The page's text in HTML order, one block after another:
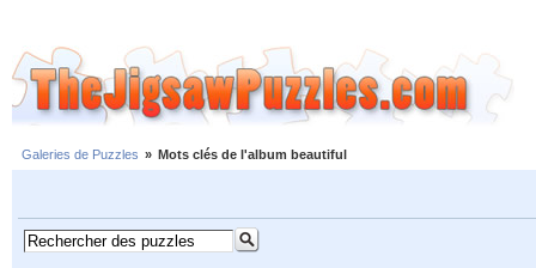
Galeries de Puzzles » Mots clés de l'album beautiful